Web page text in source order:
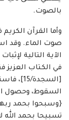
بالصوت.
وأما القرآن
صوت الماء. وقد
الآية التالية
في الكتاب العزيز
السقوط، وحصول
تسبيحا بحمد